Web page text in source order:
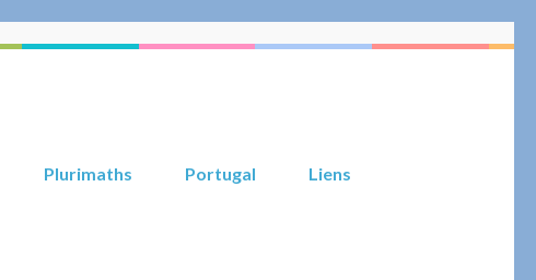
Plurimaths Portugal Liens